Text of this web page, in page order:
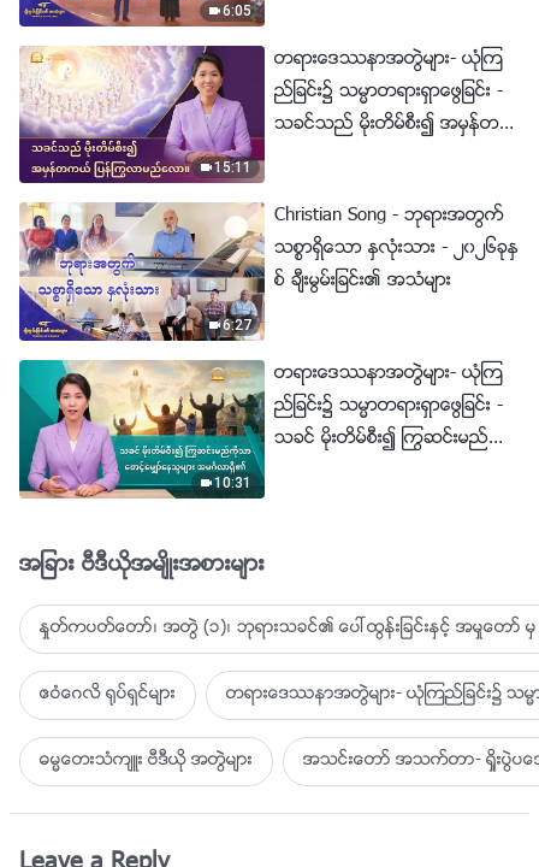
6:05
15:11
တရားေဒႆနာအတြဲမ်ား- ယုံၾက
ည္ျခင္း၌ သမၼာတရားရွာေဖြျခင္း -
သခင္သည္ မိုးတိမ္စီး၍ အမွန္တက
6:27
Christian Song - ဘုရားအတြက္
သစၥာရွိေသာ ႏွလုံးသား - ၂၀၂၆ခုႏွ
စ္ ခ်ီးမြမ္းျခင္း၏ အသံမ်ား
10:31
တရားေဒႆနာအတြဲမ်ား- ယုံၾက
ည္ျခင္း၌ သမၼာတရားရွာေဖြျခင္း -
သခင္ မိုးတိမ္စီး၍ ႂကြဆင္းမည္ကို
အျခား ဗီဒီယိုအမ်ိဳးအစားမ်ား
ႏႈတ္ကပတ္ေတာ္၊ အတြဲ (၁)၊ ဘုရားသခင္၏ ေပၚထြန္းျခင္းႏွင့္ အမႈေတာ္ မွ
ဧဝံေဂလိ ႐ုပ္ရွင္မ်ား တရားေဒႆနာအတြဲမ်ား- ယုံၾကည္ျခင္း၌ သမၼာတ
ဓမၼေတးသံက်ဴး ဗီဒီယို အတြဲမ်ား အသင္းေတာ္ အသက္တာ- ရႈိးပြဲ